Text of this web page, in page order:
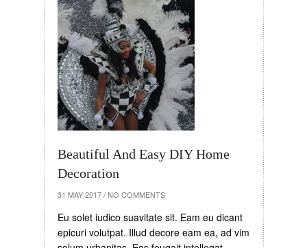
Beautiful And Easy DIY Home
Decoration
31 MAY 2017 / NO COMMENTS
Eu solet iudico suavitate sit. Eam eu dicant
epicuri volutpat. Illud decore eam ea, ad vim